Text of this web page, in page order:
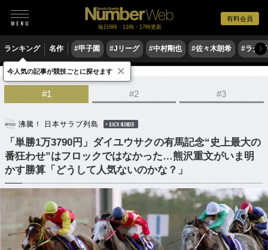
有料会員
毎日6時・11時・17時更新
ランキング 名作 #甲子園 #Jリーグ #中村剛也 #佐々木朗希 #ラグ〉
競馬
#1 #2 #3
沸騰！ 日本サラブ列島 BACK NUMBER
「単勝1万3790円」ダイユウサクの有馬記念“史上最大の
番狂わせ”はフロックではなかった…熊沢重文がいま明
かす勝算「どうして人気ないのかな？」
今人気の記事が競技ごとに探せます ×